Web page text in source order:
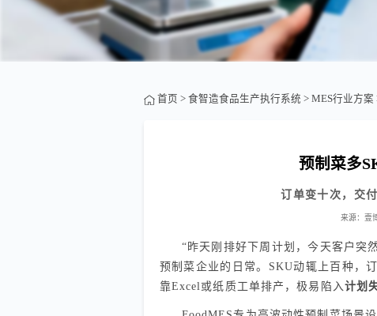
首页 > 食智造食品生产执行系统 > MES行业方案
预制菜多
订单变十次，交
来源：壹
“昨天刚排好下周计划，今天客户
预制菜企业的日常。SKU动辄上百种，
靠Excel或纸质工单排产，极易陷入计划